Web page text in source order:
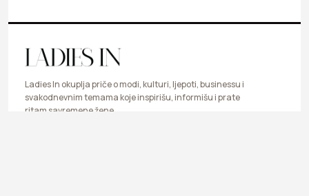
Ladies In okuplja priče o modi, kulturi, ljepoti, businessu i
svakodnevnim temama koje inspirišu, informišu i prate
ritam savremene žene.